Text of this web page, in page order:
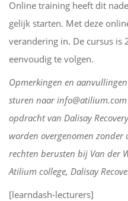
Online training heeft dit
gelijk starten. Met deze
verandering in. De cursus is
eenvoudig te volgen.
Opmerkingen en
sturen naar
opdracht van Dalisay
worden overgenomen
rechten berusten bij Van der
Atilium college, Dalisay
[learndash-lecturers]